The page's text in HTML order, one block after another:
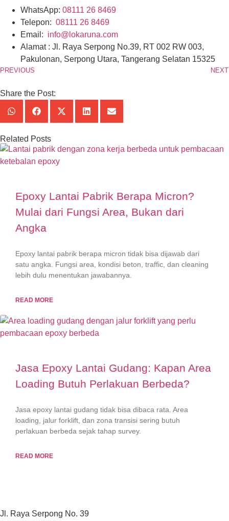
WhatsApp: 08111 26 8469
Telepon: 08111 26 8469
Email: info@lokaruna.com
Alamat : Jl. Raya Serpong No.39, RT 002 RW 003,
Pakulonan, Serpong Utara, Tangerang Selatan 15325
PREVIOUS NEXT
Share the Post:
Related Posts
Epoxy Lantai Pabrik Berapa Micron?
Mulai dari Fungsi Area, Bukan dari
Angka
Epoxy lantai pabrik berapa micron tidak bisa dijawab dari
satu angka. Fungsi area, kondisi beton, traffic, dan cleaning
lebih dulu menentukan jawabannya.
READ MORE
Jasa Epoxy Lantai Gudang: Kapan Area
Loading Butuh Perlakuan Berbeda?
Jasa epoxy lantai gudang tidak bisa dibaca rata. Area
loading, jalur forklift, dan zona transisi sering butuh
perlakuan berbeda sejak tahap survey.
READ MORE
Jl. Raya Serpong No. 39